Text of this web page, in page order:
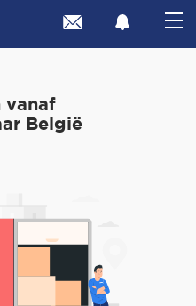
vanaf
België